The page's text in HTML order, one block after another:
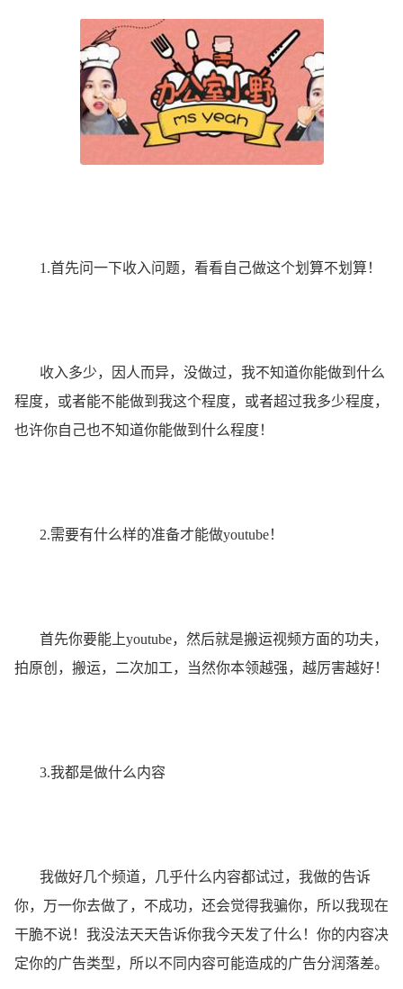
1.首先问一下收入问题，看看自己做这个划算不划算！
收入多少，因人而异，没做过，我不知道你能做到什么
程度，或者能不能做到我这个程度，或者超过我多少程度，
也许你自己也不知道你能做到什么程度！
2.需要有什么样的准备才能做youtube！
首先你要能上youtube，然后就是搬运视频方面的功夫，
拍原创，搬运，二次加工，当然你本领越强，越厉害越好！
3.我都是做什么内容
我做好几个频道，几乎什么内容都试过，我做的告诉
你，万一你去做了，不成功，还会觉得我骗你，所以我现在
干脆不说！我没法天天告诉你我今天发了什么！你的内容决
定你的广告类型，所以不同内容可能造成的广告分润落差。